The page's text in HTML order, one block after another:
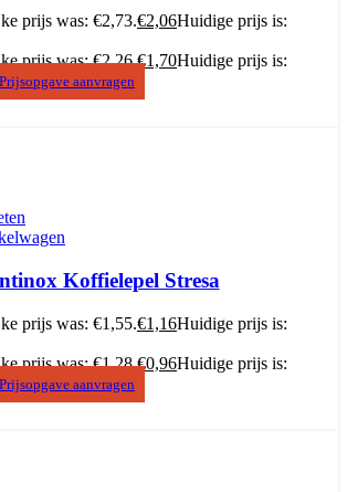
prijs was: €2,73.€2,06Huidige prijs is:
prijs was: €2,26.€1,70Huidige prijs is:
Prijsopgave aanvragen
Koffielepel Stresa
prijs was: €1,55.€1,16Huidige prijs is:
prijs was: €1,28.€0,96Huidige prijs is:
Prijsopgave aanvragen